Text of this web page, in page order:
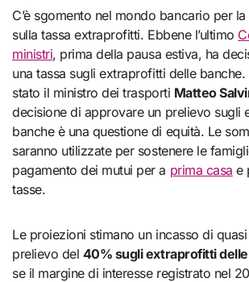
C’è sgomento nel mondo bancario per
sulla tassa extraprofitti. Ebbene l’ultimo
ministri, prima della pausa estiva, ha
una tassa sugli extraprofitti delle
stato il ministro dei trasporti Matteo
decisione di approvare un prelievo sugli
banche è una questione di equità. Le
saranno utilizzate per sostenere le
pagamento dei mutui per a prima casa e
tasse.
Le proiezioni stimano un incasso di
prelievo del 40% sugli extraprofitti
se il margine di interesse registrato nel